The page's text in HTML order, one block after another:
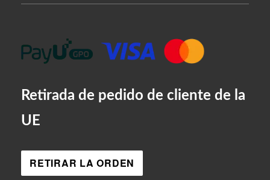
Retirada de pedido de cliente de la
UE
RETIRAR LA ORDEN